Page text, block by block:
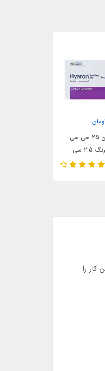
مزوژل هیارون 25 سی سی
اصلی (10 سرنگ 2.5 سی
را